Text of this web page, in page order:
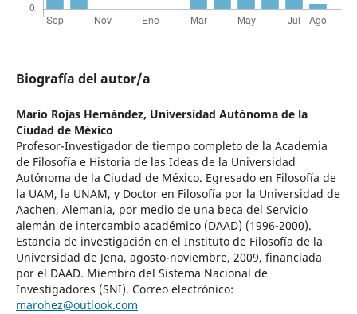
Biografía del autor/a
Mario Rojas Hernández, Universidad Autónoma de la
Ciudad de México
Profesor-Investigador de tiempo completo de la Academia
de Filosofía e Historia de las Ideas de la Universidad
Autónoma de la Ciudad de México. Egresado en Filosofía de
la UAM, la UNAM, y Doctor en Filosofía por la Universidad de
Aachen, Alemania, por medio de una beca del Servicio
alemán de intercambio académico (DAAD) (1996-2000).
Estancia de investigación en el Instituto de Filosofía de la
Universidad de Jena, agosto-noviembre, 2009, financiada
por el DAAD. Miembro del Sistema Nacional de
Investigadores (SNI). Correo electrónico:
marohez@outlook.com